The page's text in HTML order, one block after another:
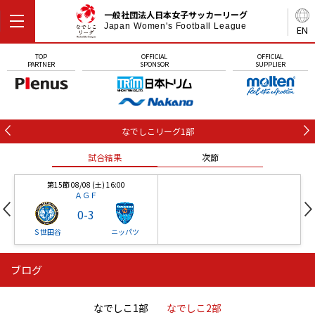
EN
一般社団法人日本女子サッカーリーグ
Japan Women's Football League
TOP
PARTNER
OFFICIAL
SPONSOR
OFFICIAL
SUPPLIER
なでしこリーグ1部
試合結果 次節
第15節 08/08 (土) 16:00
ＡＧＦ
Ｓ世田谷
0-3
ニッパツ
ニッパツ 石人の星
ブログ
なでしこ1部 なでしこ2部